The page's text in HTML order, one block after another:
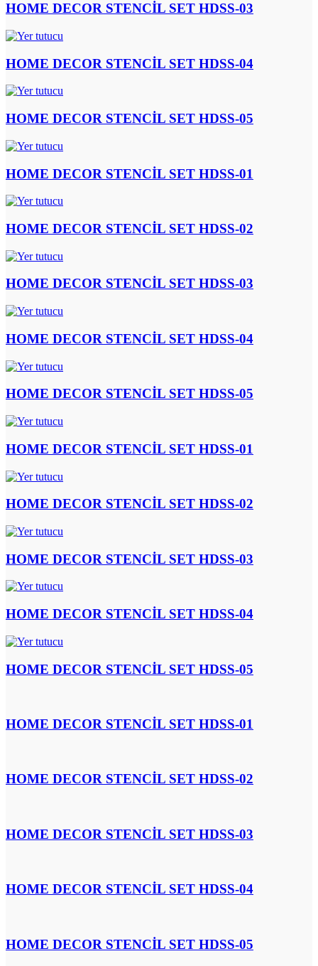
HOME DECOR STENCİL SET HDSS-03
HOME DECOR STENCİL SET HDSS-04
HOME DECOR STENCİL SET HDSS-05
HOME DECOR STENCİL SET HDSS-01
HOME DECOR STENCİL SET HDSS-02
HOME DECOR STENCİL SET HDSS-03
HOME DECOR STENCİL SET HDSS-04
HOME DECOR STENCİL SET HDSS-05
HOME DECOR STENCİL SET HDSS-01
HOME DECOR STENCİL SET HDSS-02
HOME DECOR STENCİL SET HDSS-03
HOME DECOR STENCİL SET HDSS-04
HOME DECOR STENCİL SET HDSS-05
HOME DECOR STENCİL SET HDSS-01
HOME DECOR STENCİL SET HDSS-02
HOME DECOR STENCİL SET HDSS-03
HOME DECOR STENCİL SET HDSS-04
HOME DECOR STENCİL SET HDSS-05